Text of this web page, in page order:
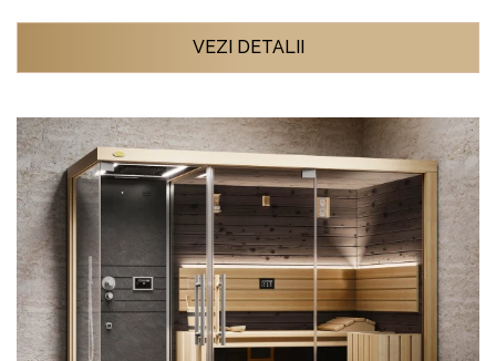
VEZI DETALII